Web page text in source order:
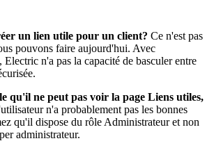
un lien utile pour un client? Ce n'est pas
pouvons faire aujourd'hui. Avec
n'a pas la capacité de basculer entre
qu'il ne peut pas voir la page Liens utiles,
n'a probablement pas les bonnes
qu'il dispose du rôle Administrateur et non
administrateur.